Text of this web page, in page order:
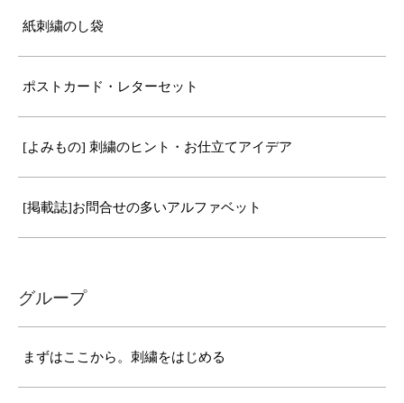
紙刺繍のし袋
ポストカード・レターセット
[よみもの] 刺繍のヒント・お仕立てアイデア
[掲載誌]お問合せの多いアルファベット
グループ
まずはここから。刺繍をはじめる